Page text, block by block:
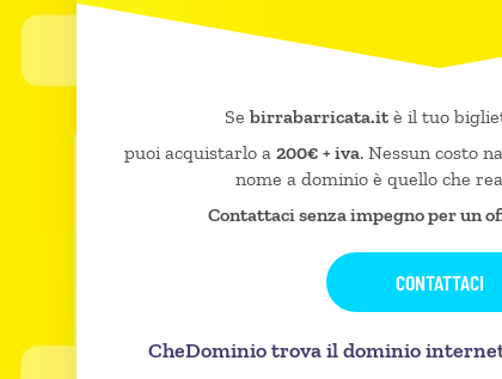
Se birrabarricata.it è il tuo
puoi acquistarlo a 200€ + iva. Nessun costo
nome a dominio è quello che
Contattaci senza impegno per un
CONTATTACI
CheDominio trova il dominio